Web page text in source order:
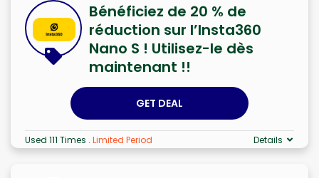
Bénéficiez de 20 % de
réduction sur l’Insta360
Nano S ! Utilisez-le dès
maintenant !!
GET DEAL
Used 111 Times . Limited Period Details